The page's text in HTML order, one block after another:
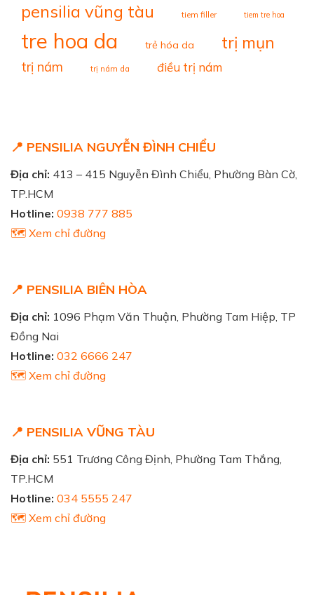
pensilia vũng tàu tiem filler tiem tre hoa
tre hoa da trẻ hóa da trị mụn
trị nám trị nám da điều trị nám
📍 PENSILIA NGUYỄN ĐÌNH CHIỂU
Địa chỉ: 413 – 415 Nguyễn Đình Chiểu, Phường Bàn Cờ,
TP.HCM
Hotline: 0938 777 885
🗺️ Xem chỉ đường
📍 PENSILIA BIÊN HÒA
Địa chỉ: 1096 Phạm Văn Thuận, Phường Tam Hiệp, TP
Đồng Nai
Hotline: 032 6666 247
🗺️ Xem chỉ đường
📍 PENSILIA VŨNG TÀU
Địa chỉ: 551 Trương Công Định, Phường Tam Thắng,
TP.HCM
Hotline: 034 5555 247
🗺️ Xem chỉ đường